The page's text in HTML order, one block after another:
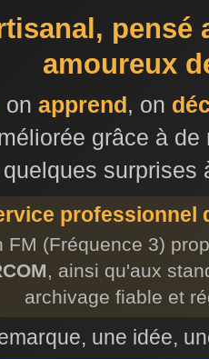
pensé
amoureux
on apprend , on
grâce à
quelques surprises
professionnel
FM (Fréquence 3)
, ainsi qu'aux
archivage fiable et
une idée,